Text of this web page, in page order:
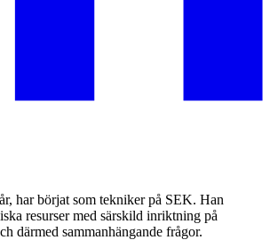
har börjat som tekniker på SEK. Han
resurser med särskild inriktning på
därmed sammanhängande frågor.